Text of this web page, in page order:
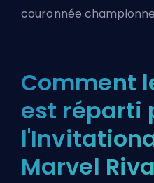
couronnée
Comment
est réparti
Marvel